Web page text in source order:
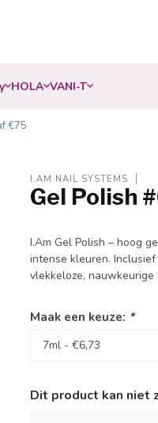
HOLA VANI-T
€75
I.AM NAIL SYSTEMS
Gel Polish
I.Am Gel Polish – hoog
intense kleuren.
vlekkeloze,
Maak een keuze: *
Dit product kan niet